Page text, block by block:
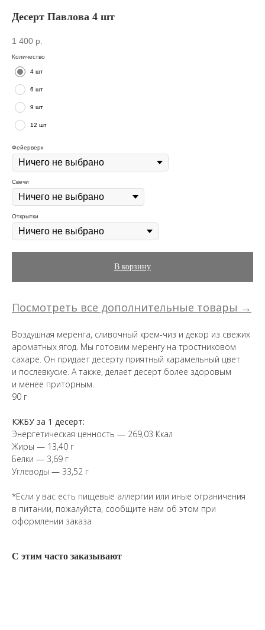
Десерт Павлова 4 шт
1 400 р.
Количество
4 шт
6 шт
9 шт
12 шт
Фейерверк
Свечи
Открытки
В корзину
Посмотреть все дополнительные товары →
Воздушная меренга, сливочный крем-чиз и декор из свежих
ароматных ягод. Мы готовим меренгу на тростниковом
сахаре. Он придает десерту приятный карамельный цвет
и послевкусие. А также, делает десерт более здоровым
и менее приторным.
90 г
КЖБУ за 1 десерт:
Энергетическая ценность — 269,03 Ккал
Жиры — 13,40 г
Белки — 3,69 г
Углеводы — 33,52 г
*Если у вас есть пищевые аллергии или иные ограничения
в питании, пожалуйста, сообщите нам об этом при
оформлении заказа
С этим часто заказывают